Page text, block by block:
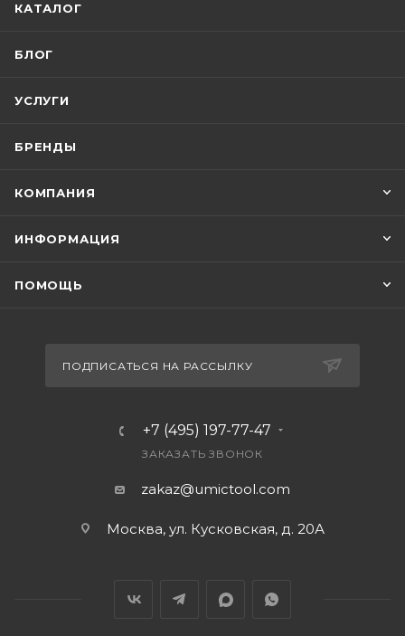
КАТАЛОГ
БЛОГ
УСЛУГИ
БРЕНДЫ
КОМПАНИЯ
ИНФОРМАЦИЯ
ПОМОЩЬ
ПОДПИСАТЬСЯ НА РАССЫЛКУ
+7 (495) 197-77-47
ЗАКАЗАТЬ ЗВОНОК
zakaz@umictool.com
Москва, ул. Кусковская, д. 20А